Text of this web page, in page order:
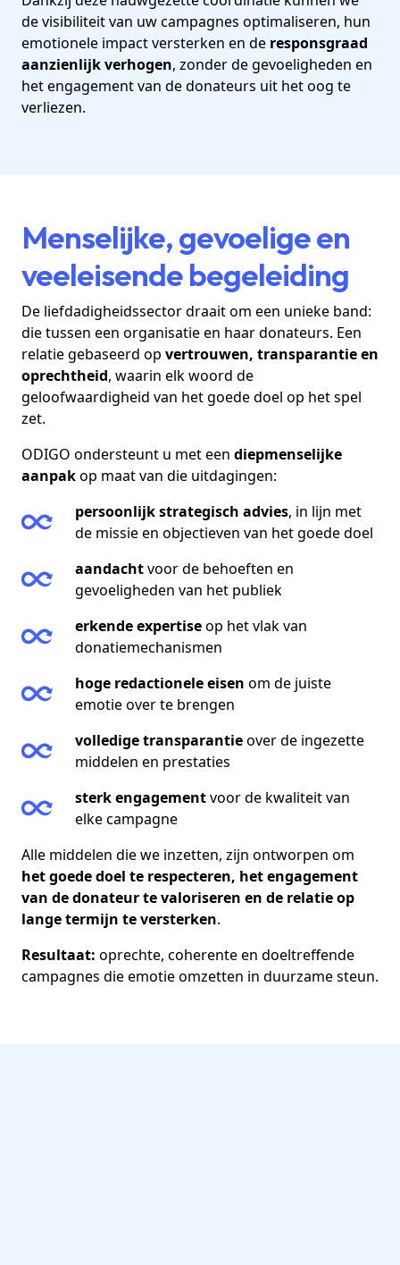
de visibiliteit van uw campagnes optimaliseren, hun
emotionele impact versterken en de responsgraad
aanzienlijk verhogen, zonder de gevoeligheden en
het engagement van de donateurs uit het oog te
verliezen.
Menselijke, gevoelige en
veeleisende begeleiding
De liefdadigheidssector draait om een unieke band:
die tussen een organisatie en haar donateurs. Een
relatie gebaseerd op vertrouwen, transparantie en
oprechtheid, waarin elk woord de
geloofwaardigheid van het goede doel op het spel
zet.
ODIGO ondersteunt u met een diepmenselijke
aanpakop maat van die uitdagingen:
persoonlijk strategisch advies, in lijn met
de missie en objectieven van het goede doel
aandachtvoor de behoeften en
gevoeligheden van het publiek
erkende expertiseop het vlak van
donatiemechanismen
hoge redactionele eisen om de juiste
emotie over te brengen
volledige transparantieover de ingezette
middelen en prestaties
sterk engagementvoor de kwaliteit van
elke campagne
Alle middelen die we inzetten, zijn ontworpen om
het goede doel te respecteren, het engagement
van de donateur te valoriseren en de relatie op
lange termijn te versterken.
Resultaat: oprechte, coherente en doeltreffende
campagnes die emotie omzetten in duurzame steun.